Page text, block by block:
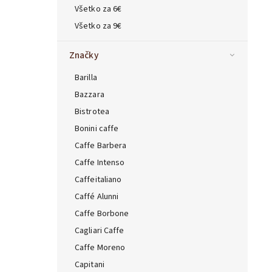
Všetko za 6€
Všetko za 9€
Značky
Barilla
Bazzara
Bistrotea
Bonini caffe
Caffe Barbera
Caffe Intenso
Caffeitaliano
Caffé Alunni
Caffe Borbone
Cagliari Caffe
Caffe Moreno
Capitani